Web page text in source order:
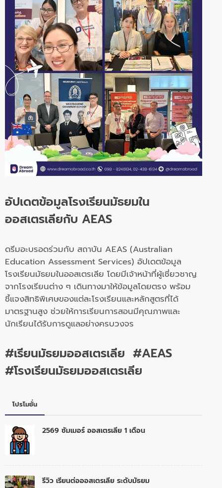
อัปเดตข้อมูลโรงเรียนมัธยมใน
ออสเตรเลียกับ AEAS
ดรีมอะบรอดร่วมกับ สถาบัน AEAS (Australian
Education Assessment Services) อัปเดตข้อมูล
โรงเรียนมัธยมในออสเตรเลีย โดยมีเจ้าหน้าที่ผู้เชี่ยวชาญ
จากโรงเรียนต่าง ๆ เดินทางมาให้ข้อมูลโดยตรง พร้อม
ชี้แจงสิทธิพิเศษของแต่ละโรงเรียนและหลักสูตรที่ได้
มาตรฐานสูง ช่วยให้การเรียนการสอนมีคุณภาพและ
นักเรียนได้รับการดูแลอย่างครบวงจร
#เรียนมัธยมออสเตรเลีย #AEAS
#โรงเรียนมัธยมออสเตรเลีย
โปรโมชั่น
2569 ซัมเมอร์ ออสเตรเลีย 1 เดือน
รีวิว เรียนต่อออสเตรเลีย ระดับมัธยม